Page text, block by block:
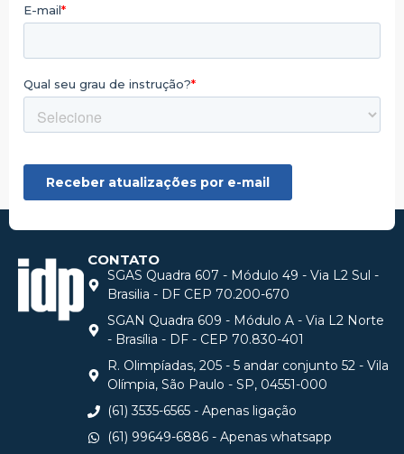
CONTATO
SGAS Quadra 607 - Módulo 49 - Via L2 Sul -
Brasilia - DF CEP 70.200-670
SGAN Quadra 609 - Módulo A - Via L2 Norte
- Brasília - DF - CEP 70.830-401
R. Olimpíadas, 205 - 5 andar conjunto 52 - Vila
Olímpia, São Paulo - SP, 04551-000
(61) 3535-6565 - Apenas ligação
(61) 99649-6886 - Apenas whatsapp